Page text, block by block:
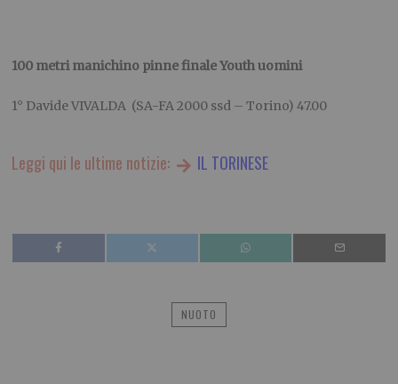
100 metri manichino pinne finale Youth uomini
1° Davide VIVALDA (SA-FA 2000 ssd – Torino) 47.00
Leggi qui le ultime notizie: IL TORINESE
NUOTO